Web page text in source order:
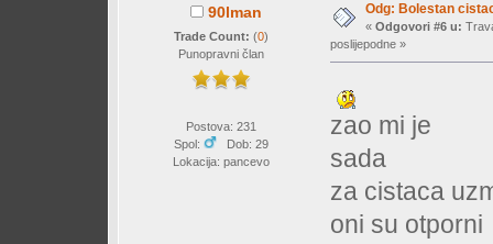
90lman
Trade Count: (0)
Punopravni član
Postova: 231
Spol:
Dob: 29
Lokacija: pancevo
Odg: Bolestan
« Odgovori #6 u:
poslijepodne »
zao mi je
sada
za cistaca
oni su otporni